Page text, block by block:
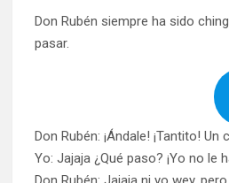
Don Rubén siempre ha sido
pasar.
Don Rubén: ¡Ándale! ¡Tantito!
Yo: Jajaja ¿Qué paso? ¡Yo no le